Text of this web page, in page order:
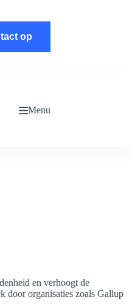
op
Menu
en verhoogt de
door organisaties zoals Gallup